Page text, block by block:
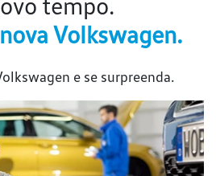
Volkswagen.
e se surpreenda.